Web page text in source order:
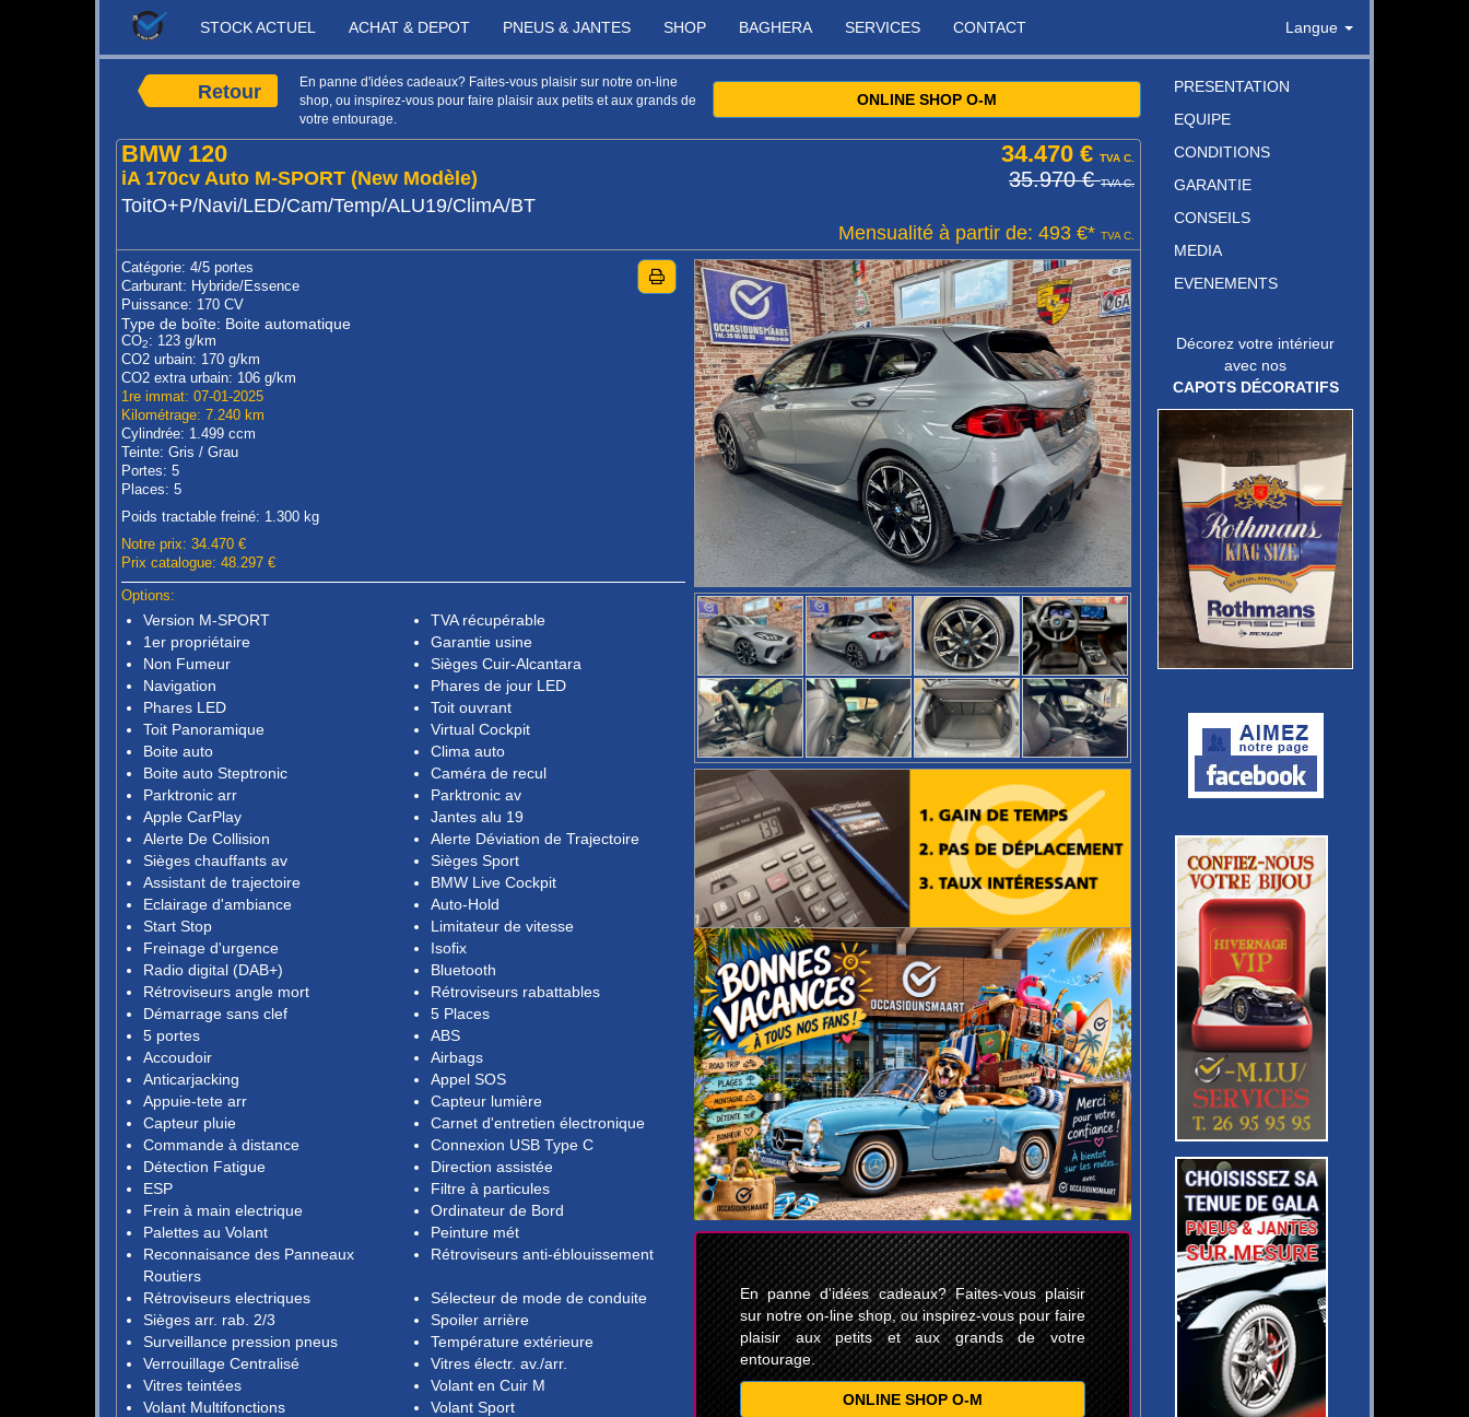
STOCK ACTUEL ACHAT & DEPOT PNEUS & JANTES SHOP BAGHERA SERVICES CONTACT Langue
Retour
En panne d'idées cadeaux? Faites-vous plaisir sur notre on-line
shop, ou inspirez-vous pour faire plaisir aux petits et aux grands de
votre entourage.
ONLINE SHOP O-M
BMW 120 34.470 € TVA C.
35.970 €TVA C.
iA 170cv Auto M-SPORT (New Modèle)
ToitO+P/Navi/LED/Cam/Temp/ALU19/ClimA/BT
Mensualité à partir de: 493 €* TVA C.
Catégorie: 4/5 portes
Carburant: Hybride/Essence
Puissance: 170 CV
Type de boîte: Boite automatique
CO2: 123 g/km
CO2 urbain: 170 g/km
CO2 extra urbain: 106 g/km
1re immat: 07-01-2025
Kilométrage: 7.240 km
Cylindrée: 1.499 ccm
Teinte: Gris / Grau
Portes: 5
Places: 5
Poids tractable freiné: 1.300 kg
Notre prix: 34.470 €
Prix catalogue: 48.297 €
Options:
Version M-SPORT
TVA récupérable
1er propriétaire
Garantie usine
Non Fumeur
Sièges Cuir-Alcantara
Navigation
Phares de jour LED
Phares LED
Toit ouvrant
Toit Panoramique
Virtual Cockpit
Boite auto
Clima auto
Boite auto Steptronic
Caméra de recul
Parktronic arr
Parktronic av
Apple CarPlay
Jantes alu 19
Alerte De Collision
Alerte Déviation de Trajectoire
Sièges chauffants av
Sièges Sport
Assistant de trajectoire
BMW Live Cockpit
Eclairage d'ambiance
Auto-Hold
Start Stop
Limitateur de vitesse
Freinage d'urgence
Isofix
Radio digital (DAB+)
Bluetooth
Rétroviseurs angle mort
Rétroviseurs rabattables
Démarrage sans clef
5 Places
5 portes
ABS
Accoudoir
Airbags
Anticarjacking
Appel SOS
Appuie-tete arr
Capteur lumière
Capteur pluie
Carnet d'entretien électronique
Commande à distance
Connexion USB Type C
Détection Fatigue
Direction assistée
ESP
Filtre à particules
Frein à main electrique
Ordinateur de Bord
Palettes au Volant
Peinture mét
Reconnaisance des Panneaux
Routiers
Rétroviseurs anti-éblouissement
Rétroviseurs electriques
Sélecteur de mode de conduite
Sièges arr. rab. 2/3
Spoiler arrière
Surveillance pression pneus
Température extérieure
Verrouillage Centralisé
Vitres électr. av./arr.
Vitres teintées
Volant en Cuir M
Volant Multifonctions
Volant Sport
En panne d'idées cadeaux? Faites-vous plaisir
sur notre on-line shop, ou inspirez-vous pour faire
plaisir aux petits et aux grands de votre
entourage.
ONLINE SHOP O-M
PRESENTATION
EQUIPE
CONDITIONS
GARANTIE
CONSEILS
MEDIA
EVENEMENTS
Décorez votre intérieur
avec nos
CAPOTS DÉCORATIFS